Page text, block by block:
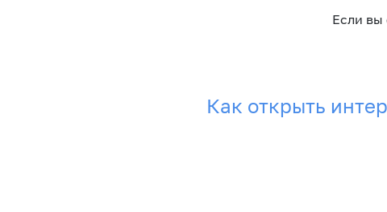
Если вы
Как открыть